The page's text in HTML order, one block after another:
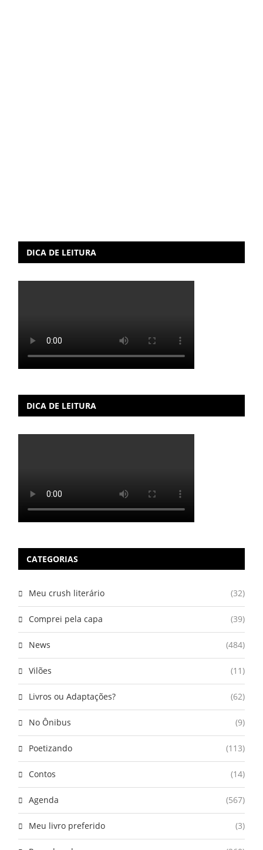
DICA DE LEITURA
DICA DE LEITURA
CATEGORIAS
Meu crush literário (32)
Comprei pela capa (39)
News (484)
Vilões (11)
Livros ou Adaptações? (62)
No Ônibus (9)
Poetizando (113)
Contos (14)
Agenda (567)
Meu livro preferido (3)